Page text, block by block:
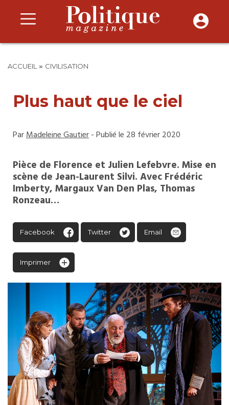
ACCUEIL » CIVILISATION
Plus haut que le ciel
ParMadeleine Gautier- Publié le 28 février 2020
Pièce de Florence et Julien Lefebvre. Mise en
scène de Jean-Laurent Silvi. Avec Frédéric
Imberty, Margaux Van Den Plas, Thomas
Ronzeau…
Facebook Twitter Email
Imprimer